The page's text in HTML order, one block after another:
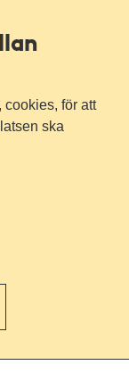
cookies, för att
ska